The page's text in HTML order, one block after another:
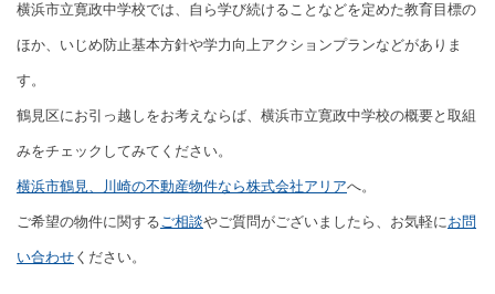
横浜市立寛政中学校では、自ら学び続けることなどを定めた教育目標の
ほか、いじめ防止基本方針や学力向上アクションプランなどがありま
す。
鶴見区にお引っ越しをお考えならば、横浜市立寛政中学校の概要と取組
みをチェックしてみてください。
横浜市鶴見、川崎の不動産物件なら株式会社アリアへ。
ご希望の物件に関するご相談やご質問がございましたら、お気軽にお問
い合わせ ください。